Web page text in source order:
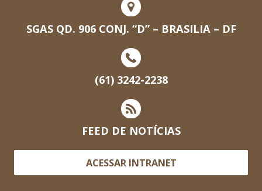
SGAS QD. 906 CONJ. “D” – BRASILIA – DF
(61) 3242-2238
FEED DE NOTÍCIAS
ACESSAR INTRANET